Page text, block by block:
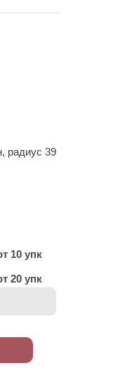
радиус 39
10 упк
20 упк